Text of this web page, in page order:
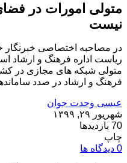
متولی امورات در
نیست
در مصاحبه اختصاصی خبرنگار
ریاست اداره فرهنگ و ارشاد
متولی شبکه های مجازی در
فرهنگ و ارشاد در صدد
عیسی وحدت جوان
شهریور ۲۹, ۱۳۹۹
70 بازدیدها
چاپ
0 دیدگاه ها